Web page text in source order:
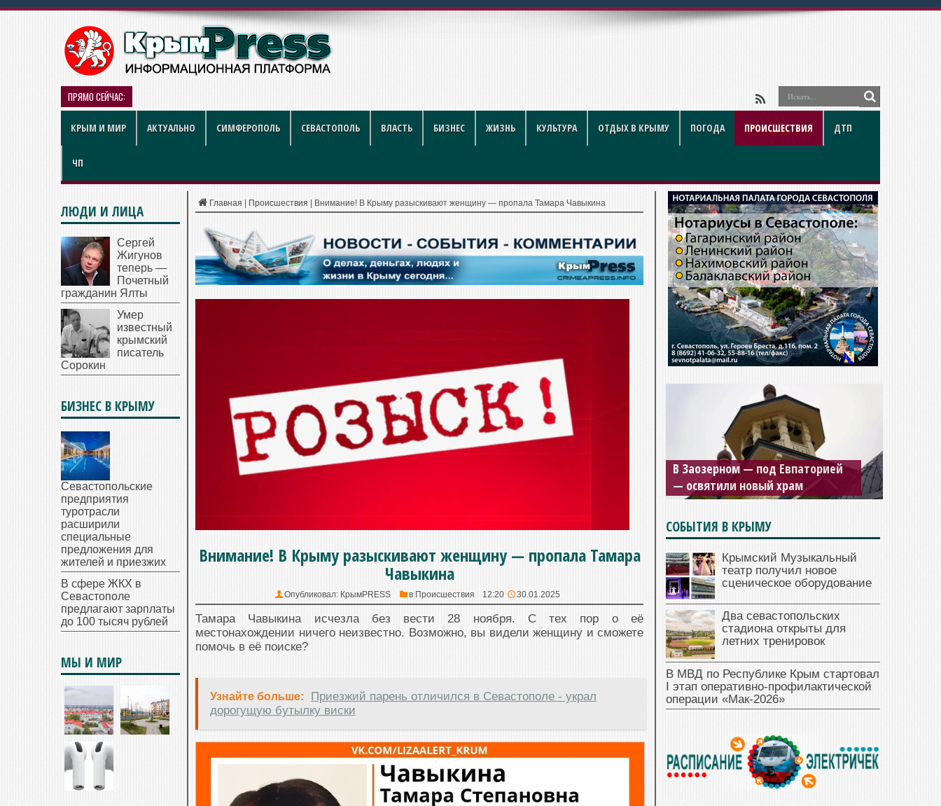
ПРЯМО СЕЙЧАС:
КРЫМ И МИР АКТУАЛЬНО СИМФЕРОПОЛЬ СЕВАСТОПОЛЬ ВЛАСТЬ БИЗНЕС ЖИЗНЬ КУЛЬТУРА ОТДЫХ В КРЫМУ ПОГОДА ПРОИСШЕСТВИЯ ДТП
ЧП
Главная Происшествия Внимание! В Крыму разыскивают женщину — пропала Тамара Чавыкина
Внимание! В Крыму разыскивают женщину — пропала Тамара
Чавыкина
Опубликовал: КрымPRESS в Происшествия 12:20 30.01.2025
Тамара Чавыкина исчезла без вести 28 ноября. С тех пор о её
местонахождении ничего неизвестно. Возможно, вы видели женщину и сможете
помочь в её поиске?
Узнайте больше:
Приезжий парень отличился в Севастополе - украл
дорогущую бутылку виски
ЛЮДИ И ЛИЦА
Сергей
Жигунов
теперь —
Почетный
гражданин Ялты
Умер
известный
крымский
писатель
Сорокин
БИЗНЕС В КРЫМУ
Севастопольские
предприятия
туротрасли
расширили
специальные
предложения для
жителей и приезжих
В сфере ЖКХ в
Севастополе
предлагают зарплаты
до 100 тысяч рублей
МЫ И МИР
В Заозерном — под Евпаторией
— освятили новый храм
СОБЫТИЯ В КРЫМУ
Крымский Музыкальный
театр получил новое
сценическое оборудование
Два севастопольских
стадиона открыты для
летних тренировок
В МВД по Республике Крым стартовал
I этап оперативно‑профилактической
операции «Мак‑2026»